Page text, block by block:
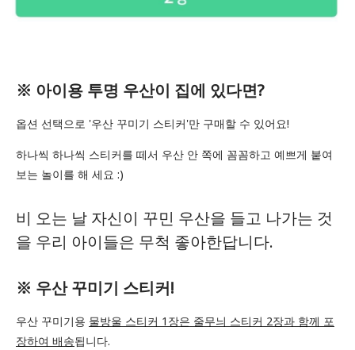
※ 아이용 투명 우산이 집에 있다면?
옵션 선택으로 '우산 꾸미기 스티커'만 구매할 수 있어요!
하나씩 하나씩 스티커를 떼서 우산 안 쪽에 꼼꼼하고 예쁘게 붙여
보는 놀이를 해 세요 :)
비 오는 날 자신이 꾸민 우산을 들고 나가는 것
을 우리 아이들은 무척 좋아한답니다.
※ 우산 꾸미기 스티커!
우산 꾸미기용 물방울 스티커 1장은 줄무늬 스티커 2장과 함께 포
장하여 배송됩니다.